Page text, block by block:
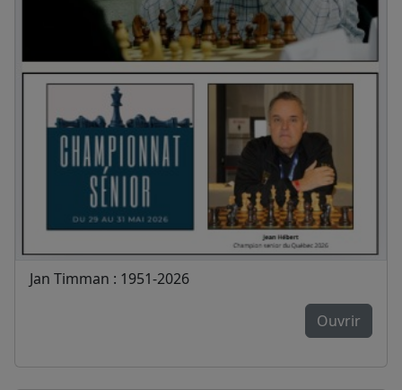
Jan Timman : 1951-2026
Ouvrir